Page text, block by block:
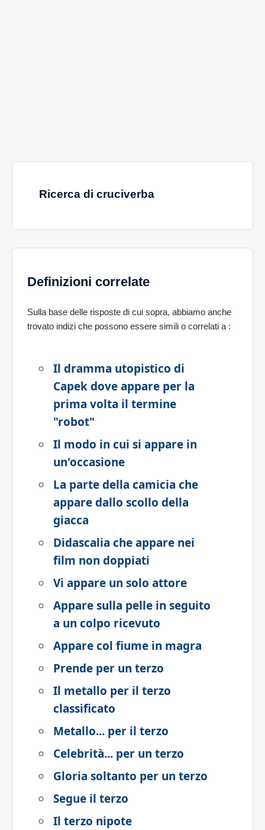
Ricerca di cruciverba
Definizioni correlate
Sulla base delle risposte di cui sopra, abbiamo anche
trovato indizi che possono essere simili o correlati a :
Il dramma utopistico di
Capek dove appare per la
prima volta il termine
"robot"
Il modo in cui si appare in
un'occasione
La parte della camicia che
appare dallo scollo della
giacca
Didascalia che appare nei
film non doppiati
Vi appare un solo attore
Appare sulla pelle in seguito
a un colpo ricevuto
Appare col fiume in magra
Prende per un terzo
Il metallo per il terzo
classificato
Metallo... per il terzo
Celebrità... per un terzo
Gloria soltanto per un terzo
Segue il terzo
Il terzo nipote